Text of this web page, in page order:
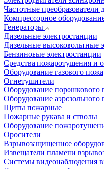
Частотные преобразователи
Компрессорное
Генераторы
Дизельные электростанции
Дизельные высоковольтные
Бензиновые электростанции
Средства пожаротушения и
Оборудование газового
Огнетушители
Оборудование порошкового
Оборудование
Щиты пожарные
Пожарные рукава и стволы
Оборудование
Оросители
Взрывозащищенное
Извещатели пламени
Системы видеонаблюдения